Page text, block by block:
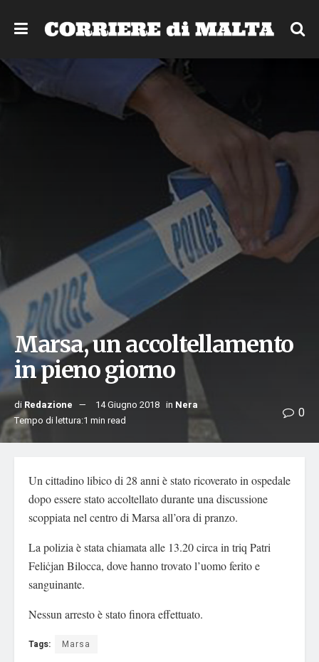
Marsa, un accoltellamento
in pieno giorno
di Redazione 14 Giugno 2018 in Nera
Tempo di lettura:1 min read
0
Un cittadino libico di 28 anni è stato ricoverato in ospedale
dopo essere stato accoltellato durante una discussione
scoppiata nel centro di Marsa all’ora di pranzo.
La polizia è stata chiamata alle 13.20 circa in triq Patri
Feliċjan Bilocca, dove hanno trovato l’uomo ferito e
sanguinante.
Nessun arresto è stato finora effettuato.
Tags: Marsa